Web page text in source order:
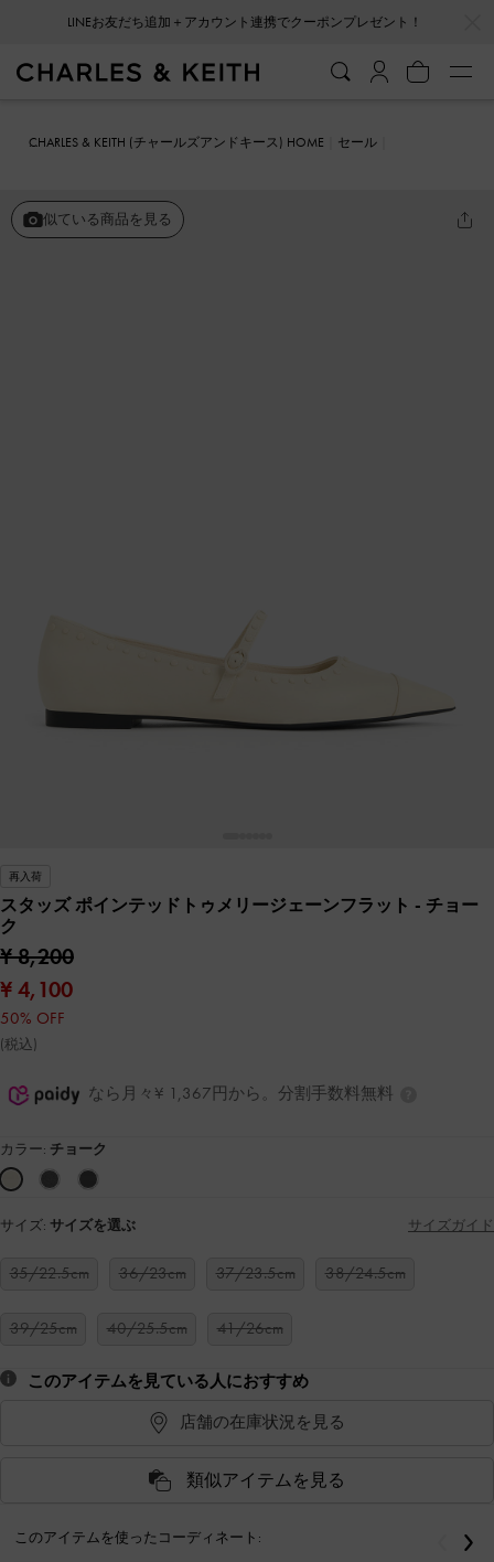
会員登録＋ニュースレター登録で10%OFFクーポンプレゼント！
CHARLES & KEITH (チャールズアンドキース) HOME
セール
似ている商品を見る
再入荷
スタッズ ポインテッドトゥメリージェーンフラット - チョー
ク
¥ 8,200
¥ 4,100
50% OFF
(税込)
なら月々¥ 1,367円から。分割手数料無料
カラー: チョーク
サイズ: サイズを選ぶ サイズガイド
35/22.5cm 36/23cm 37/23.5cm 38/24.5cm
39/25cm 40/25.5cm 41/26cm
このアイテムを見ている人におすすめ
店舗の在庫状況を見る
類似アイテムを見る
このアイテムを使ったコーディネート: 戻る